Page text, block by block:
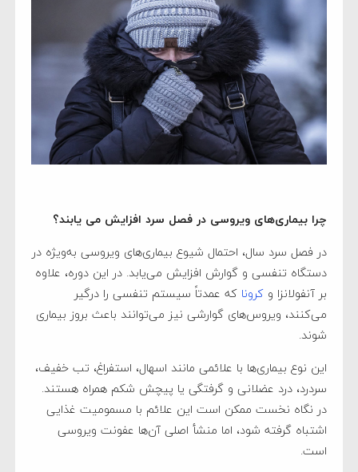
چرا بیماری‌های ویروسی در فصل سرد افزایش می یابند؟
در فصل سرد سال، احتمال شیوع بیماری‌های ویروسی به‌ویژه در
دستگاه تنفسی و گوارش افزایش می‌یابد. در این دوره، علاوه
بر آنفولانزا و کرونا که عمدتاً سیستم تنفسی را درگیر
می‌کنند، ویروس‌های گوارشی نیز می‌توانند باعث بروز بیماری
شوند.
این نوع بیماری‌ها با علائمی مانند اسهال، استفراغ، تب خفیف،
سردرد، درد عضلانی و گرفتگی یا پیچش شکم همراه هستند.
در نگاه نخست ممکن است این علائم با مسمومیت غذایی
اشتباه گرفته شود، اما منشأ اصلی آن‌ها عفونت ویروسی
است.